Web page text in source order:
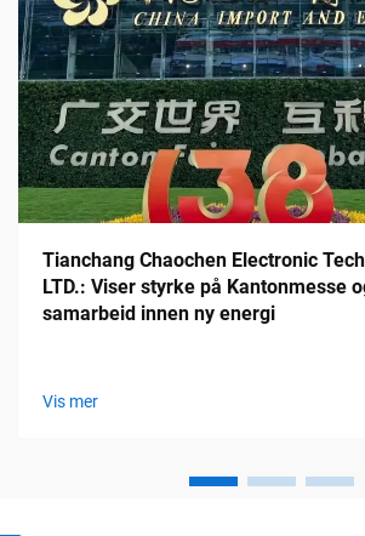
Tianchang Chaochen Electronic
LTD.: Viser styrke på Kantonmesse
samarbeid innen ny energi
Vis mer